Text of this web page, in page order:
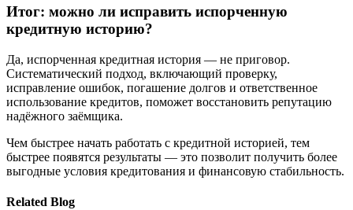
Итог: можно ли исправить испорченную
кредитную историю?
Да, испорченная кредитная история — не приговор.
Систематический подход, включающий проверку,
исправление ошибок, погашение долгов и ответственное
использование кредитов, поможет восстановить репутацию
надёжного заёмщика.
Чем быстрее начать работать с кредитной историей, тем
быстрее появятся результаты — это позволит получить более
выгодные условия кредитования и финансовую стабильность.
Related Blog